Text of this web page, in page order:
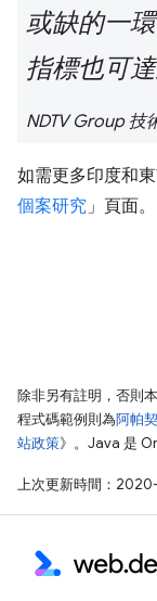
或缺的一
指標也可
NDTV Group 技
如需更多印度和
個案研究 」頁面。
除非另有註明，否則
程式碼範例則為阿帕
站政策》。Java 是
上次更新時間：